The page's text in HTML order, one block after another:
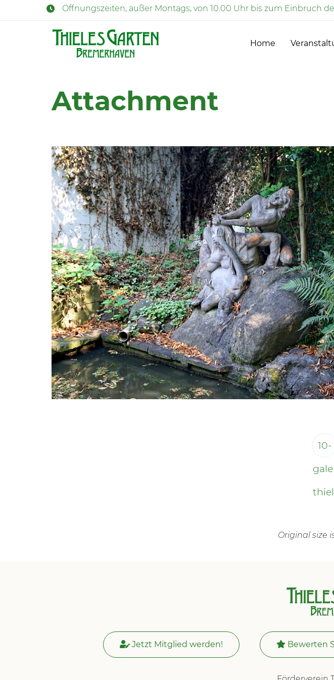
Öffnungszeiten, außer Montags, von 10.00 Uhr bis zum Einbruch
Home
Attachment
10-
Original size
Jetzt Mitglied werden! Bewerten